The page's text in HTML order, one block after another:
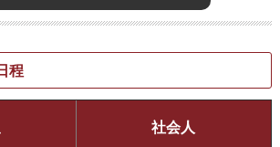
程
社会人